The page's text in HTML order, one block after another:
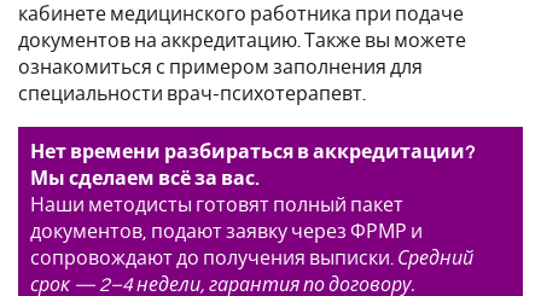
кабинете медицинского работника при подаче
документов на аккредитацию. Также вы можете
ознакомиться с примером заполнения для
специальности врач-психотерапевт.
Нет времени разбираться в аккредитации?
Мы сделаем всё за вас.
Наши методисты готовят полный пакет
документов, подают заявку через ФРМР и
сопровождают до получения выписки. Средний
срок — 2–4 недели, гарантия по договору.